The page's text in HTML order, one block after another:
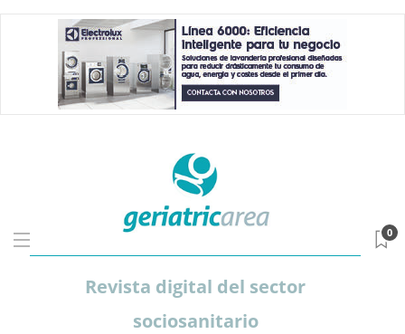
Revista digital del sector
sociosanitario
0